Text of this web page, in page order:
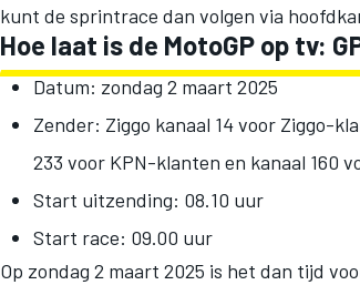
kunt de sprintrace dan volgen via
Hoe laat is de MotoGP op tv:
Datum: zondag 2 maart 2025
Zender: Ziggo kanaal 14 voor Ziggo-
233 voor KPN-klanten en kanaal 160
Start uitzending: 08.10 uur
Start race: 09.00 uur
Op zondag 2 maart 2025 is het dan tijd